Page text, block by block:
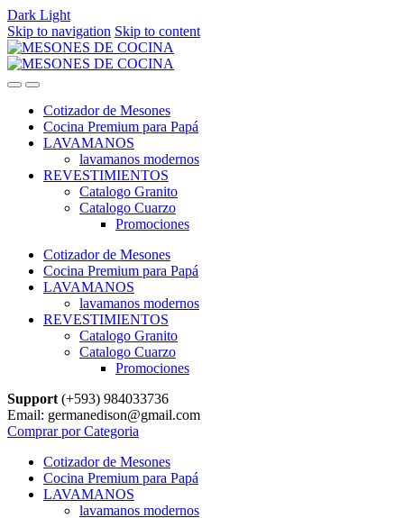
Dark Light
Skip to navigation Skip to content
Cotizador de Mesones
Cocina Premium para Papá
LAVAMANOS
lavamanos modernos
REVESTIMIENTOS
Catalogo Granito
Catalogo Cuarzo
Promociones
Cotizador de Mesones
Cocina Premium para Papá
LAVAMANOS
lavamanos modernos
REVESTIMIENTOS
Catalogo Granito
Catalogo Cuarzo
Promociones
Support (+593) 984033736
Email: germanedison@gmail.com
Comprar por Categoria
Cotizador de Mesones
Cocina Premium para Papá
LAVAMANOS
lavamanos modernos